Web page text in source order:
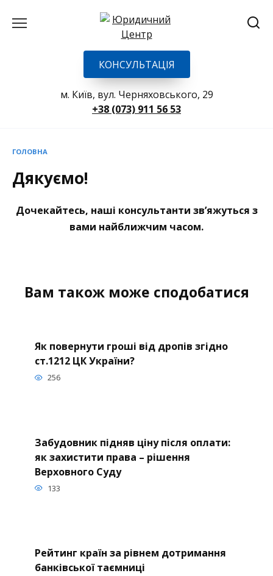
КОНСУЛЬТАЦІЯ
м. Київ, вул. Черняховського, 29
+38 (073) 911 56 53
ГОЛОВНА
Дякуємо!
Дочекайтесь, наші консультанти зв’яжуться з
вами найближчим часом.
Вам також може сподобатися
Як повернути гроші від дропів згідно
ст.1212 ЦК України?
256
Забудовник підняв ціну після оплати:
як захистити права – рішення
Верховного Суду
133
Рейтинг країн за рівнем дотримання
банківської таємниці